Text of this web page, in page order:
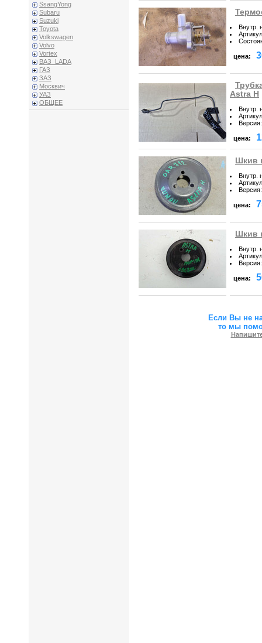
SsangYong
Subaru
Suzuki
Toyota
Volkswagen
Volvo
Vortex
ВАЗ_LADA
ГАЗ
ЗАЗ
Москвич
УАЗ
ОБЩЕЕ
Внутр.
Артикул
цена:
Astra H
Внутр.
Артикул
Версия:
цена:
Шкив
Внутр.
Артикул
Версия:
цена:
Шкив
Внутр.
Артикул
Версия:
цена:
Если Вы не
то мы